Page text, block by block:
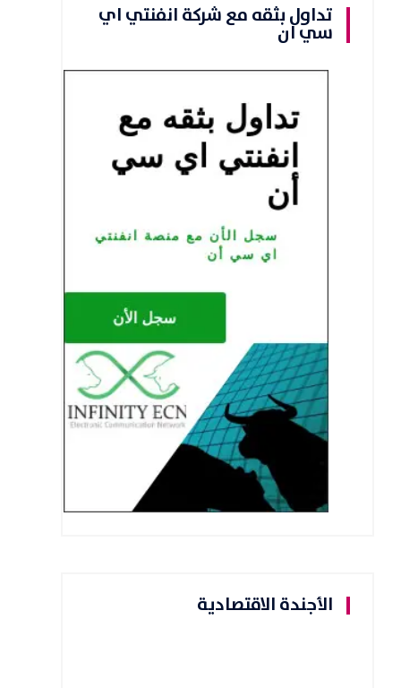
تداول بثقه مع شركة انفنتي اي
سي ان
الأجندة الاقتصادية